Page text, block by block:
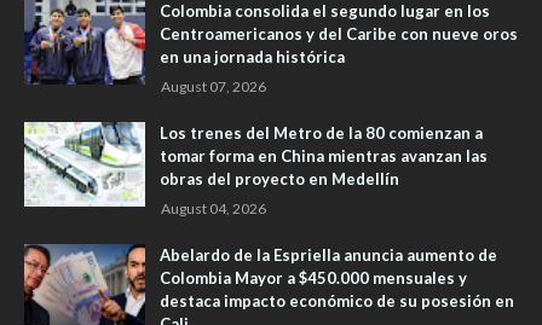
Colombia consolida el segundo lugar en los
Centroamericanos y del Caribe con nueve oros
en una jornada histórica
August 07, 2026
Los trenes del Metro de la 80 comienzan a
tomar forma en China mientras avanzan las
obras del proyecto en Medellín
August 04, 2026
Abelardo de la Espriella anuncia aumento de
Colombia Mayor a $450.000 mensuales y
destaca impacto económico de su posesión en